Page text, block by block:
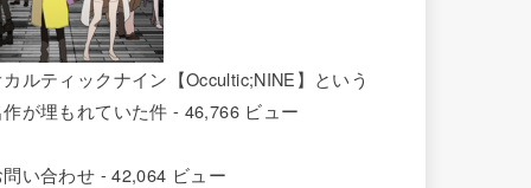
ルティックナイン【Occultic;NINE】という
が埋もれていた件 - 46,766 ビュー
い合わせ - 42,064 ビュー